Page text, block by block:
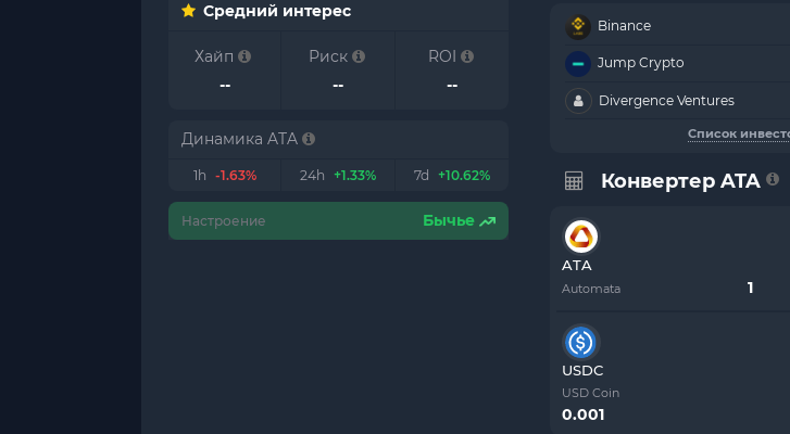
Средний интерес
Хайп
--
Риск
--
ROI
--
Динамика ATA
1h -1.63% 24h +1.33% 7d +10.62%
Настроение Бычье
Binance
Jump Crypto
Divergence Ventures
Список
Конвертер ATA
ATA
Automata
USDC
USD Coin
0.001